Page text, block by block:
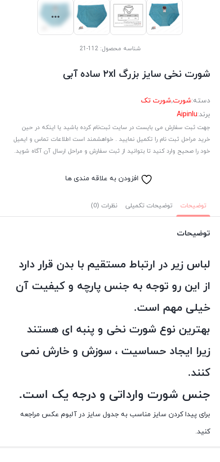
شناسه محصول:112-21
شورت نخی سایز بزرگ ۲xl ساده آبی
دسته:شورت,شورت تک
برند:Aipinlu
جهت ثبت سفارش می بایست در سایت ثبت‌نام کرده باشید یا اینکه در حین
خرید مراحل ثبت نام را تکمیل نمایید . خواهشمند است اطلاعات تماس و ایمیل
خود را صحیح وارد کنید تا بتوانید از ثبت سفارش و مراحل ارسال آن آگاه شوید.
افزودن به علاقه مندی ها
توضیحات توضیحات تکمیلی نظرات (0)
توضیحات
لباس زیر در ارتباط مستقیم با بدن قرار دارد
از این رو توجه به جنس پارچه و کیفیت آن
خیلی مهم است.
بهترین نوع شورت نخی و پنبه ای هستند
زیرا ایجاد حساسیت ، سوزش و خارش نمی
کنند.
جنس شورت وارداتی و درجه یک است.
برای پیدا کردن سایز مناسب به جدول سایز در آلبوم عکس مراجعه
کنید.